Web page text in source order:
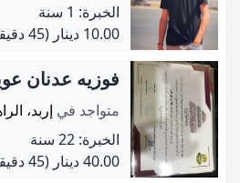
الخبرة: 1 سنة
10.00 دينار
(45 دقيقة)
فوزيه عدنان
متواجد في إربد،
الخبرة: 22 سنة
40.00 دينار
(45 دقيقة)